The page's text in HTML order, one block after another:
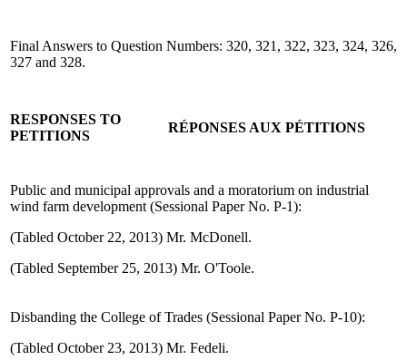
Final Answers to Question Numbers: 320, 321, 322, 323, 324, 326,
327 and 328.
RESPONSES TO
PETITIONS
RÉPONSES AUX PÉTITIONS
Public and municipal approvals and a moratorium on industrial
wind farm development (Sessional Paper No. P-1):
(Tabled October 22, 2013) Mr. McDonell.
(Tabled September 25, 2013) Mr. O'Toole.
Disbanding the College of Trades (Sessional Paper No. P-10):
(Tabled October 23, 2013) Mr. Fedeli.